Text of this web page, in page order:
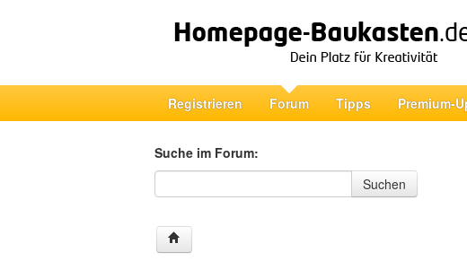
Registrieren Forum Tipps Premium-
Suche im Forum:
Suche im Forum
Suchen